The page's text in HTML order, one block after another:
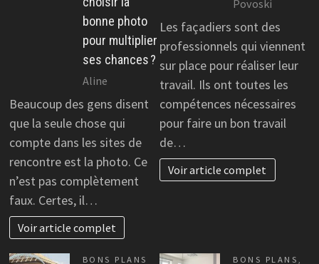
bonne photo
pour multiplier
ses chances ?
Aline
Beaucoup des gens disent
que la seule chose qui
compte dans les sites de
rencontre est la photo. Ce
n’est pas complètement
faux. Certes, il…
Voir article complet
Povoski
Les façadiers sont des
professionnels qui viennent
sur place pour réaliser leur
travail. Ils ont toutes les
compétences nécessaires
pour faire un bon travail
de…
Voir article complet
BONS PLANS BONS PLANS ,